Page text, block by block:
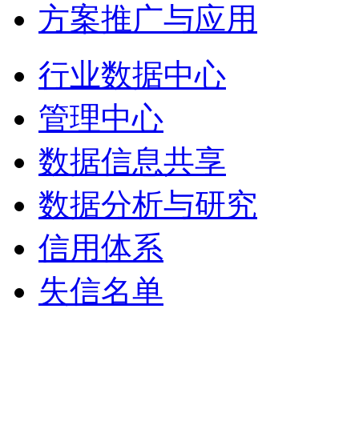
方案推广与应用
行业数据中心
管理中心
数据信息共享
数据分析与研究
信用体系
失信名单